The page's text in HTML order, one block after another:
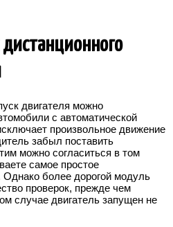
двигателя можно
с автоматической
произвольное движение
забыл поставить
можно согласиться в том
самое простое
Однако более дорогой модуль
проверок, прежде чем
случае двигатель запущен не